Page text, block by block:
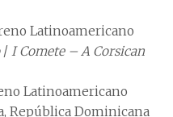
Latinoamericano
/ I Comete – A Corsican
Latinoamericano
República Dominicana